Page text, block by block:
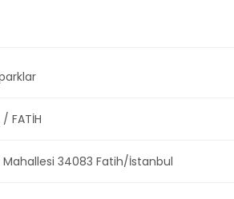
/ FATİH
Mahallesi 34083 Fatih/İstanbul